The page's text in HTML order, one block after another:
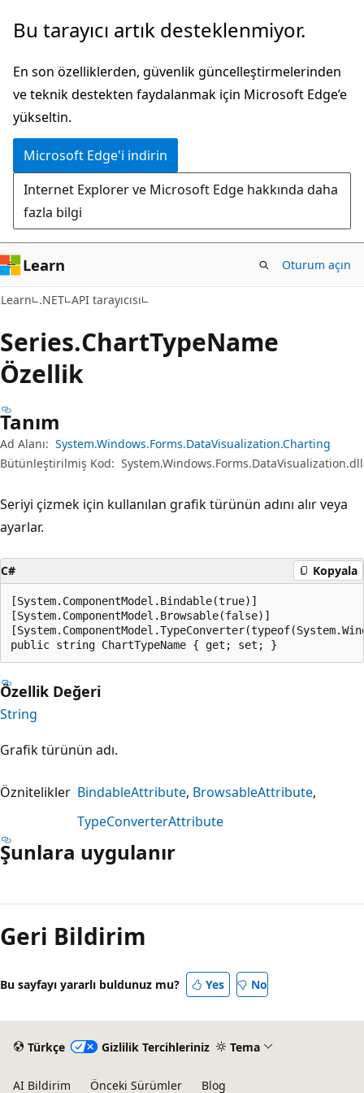
Ana
atla
Sayfa
gezintiye
atla
Bu tarayıcı artık desteklenmiyor.
En son özelliklerden, güvenlik güncelleştirmelerinden
ve teknik destekten faydalanmak için Microsoft Edge’e
yükseltin.
Microsoft Edge'i indirin
Internet Explorer ve Microsoft Edge hakkında daha
fazla bilgi
Learn Oturum açın
Learn .NET API tarayıcısı
Series.ChartTypeName
Özellik
Tanım
Ad Alanı: System.Windows.Forms.DataVisualization.Charting
Bütünleştirilmiş Kod: System.Windows.Forms.DataVisualization.dll
Seriyi çizmek için kullanılan grafik türünün adını alır veya
ayarlar.
C# Kopyala
[System.ComponentModel.Bindable(true)]
[System.ComponentModel.Browsable(false)]
public string ChartTypeName { get; set; }
Özellik Değeri
String
Grafik türünün adı.
Öznitelikler BindableAttribute BrowsableAttribute
TypeConverterAttribute
Şunlara uygulanır
modu
devre
Geri Bildirim
Bu sayfayı yararlı buldunuz mu? Yes No
Türkçe Gizlilik Tercihleriniz Tema
AI Bildirim Önceki Sürümler Blog